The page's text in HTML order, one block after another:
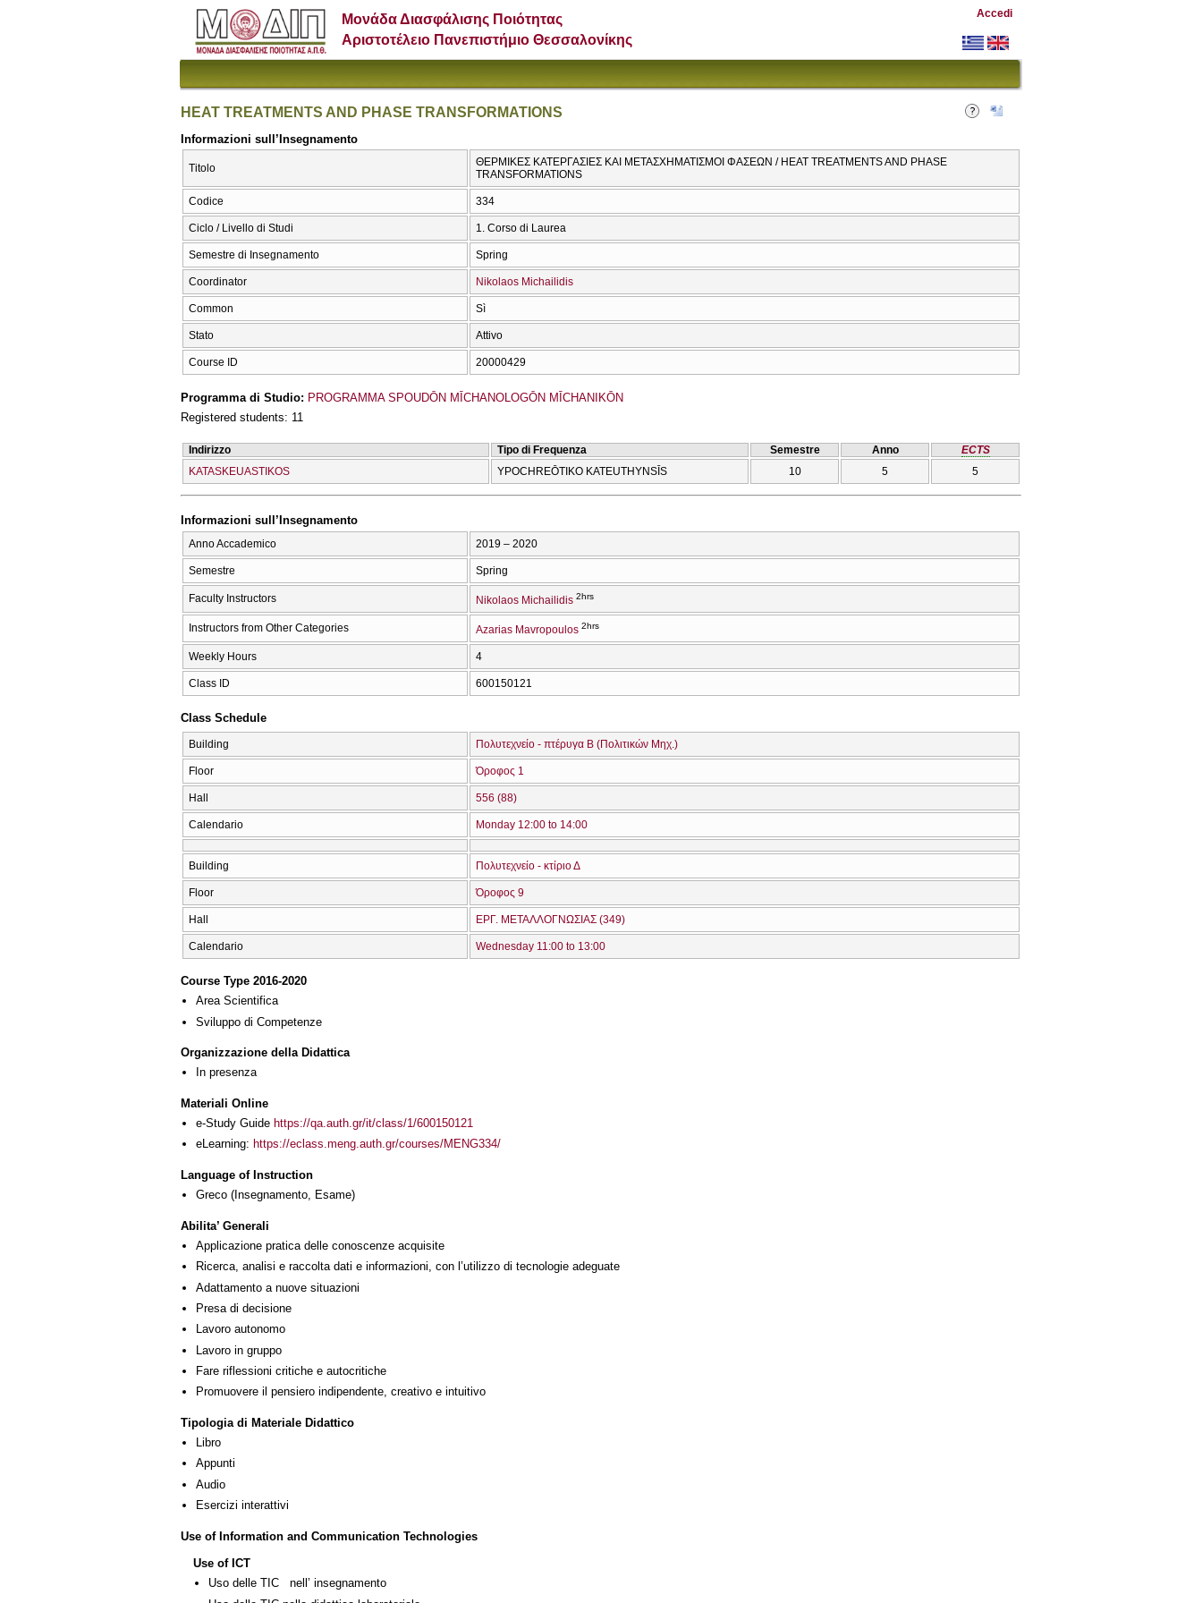
Μονάδα Διασφάλισης Ποιότητας
Αριστοτέλειο Πανεπιστήμιο Θεσσαλονίκης
Accedi
HEAT TREATMENTS AND PHASE TRANSFORMATIONS
Informazioni sull’Insegnamento
Titolo
ΘΕΡΜΙΚΕΣ ΚΑΤΕΡΓΑΣΙΕΣ ΚΑΙ ΜΕΤΑΣΧΗΜΑΤΙΣΜΟΙ ΦΑΣΕΩΝ / HEAT TREATMENTS AND PHASE
TRANSFORMATIONS
Codice 334
Ciclo / Livello di Studi 1. Corso di Laurea
Semestre di Insegnamento Spring
Coordinator Nikolaos Michailidis
Common Sì
Stato Attivo
Course ID 20000429
Programma di Studio: PROGRAMMA SPOUDŌN MĪCΗANOLOGŌN MĪCΗANIKŌN
Registered students: 11
Indirizzo Tipo di Frequenza Semestre Anno
ECTS
KATASKEUASTIKOS
YPOCΗREŌTIKO KATEUTHYNSĪS 10 5 5
Informazioni sull’Insegnamento
Anno Accademico 2019 – 2020
Semestre Spring
Faculty Instructors Nikolaos Michailidis 2hrs
Instructors from Other Categories Azarias Mavropoulos 2hrs
Weekly Hours 4
Class ID 600150121
Class Schedule
Building Πολυτεχνείο - πτέρυγα Β (Πολιτικών Μηχ.)
Floor Όροφος 1
Hall 556 (88)
Calendario Monday 12:00 to 14:00
Building Πολυτεχνείο - κτίριο Δ
Floor Όροφος 9
Hall ΕΡΓ. ΜΕΤΑΛΛΟΓΝΩΣΙΑΣ (349)
Calendario Wednesday 11:00 to 13:00
Course Type 2016-2020
Area Scientifica
Sviluppo di Competenze
Organizzazione della Didattica
In presenza
Materiali Online
e-Study Guide https://qa.auth.gr/it/class/1/600150121
eLearning: https://eclass.meng.auth.gr/courses/MENG334/
Language of Instruction
Greco (Insegnamento, Esame)
Abilita’ Generali
Applicazione pratica delle conoscenze acquisite
Ricerca, analisi e raccolta dati e informazioni, con l’utilizzo di tecnologie adeguate
Adattamento a nuove situazioni
Presa di decisione
Lavoro autonomo
Lavoro in gruppo
Fare riflessioni critiche e autocritiche
Promuovere il pensiero indipendente, creativo e intuitivo
Tipologia di Materiale Didattico
Libro
Appunti
Audio
Esercizi interattivi
Use of Information and Communication Technologies
Use of ICT
Uso delle TIC nell’ insegnamento